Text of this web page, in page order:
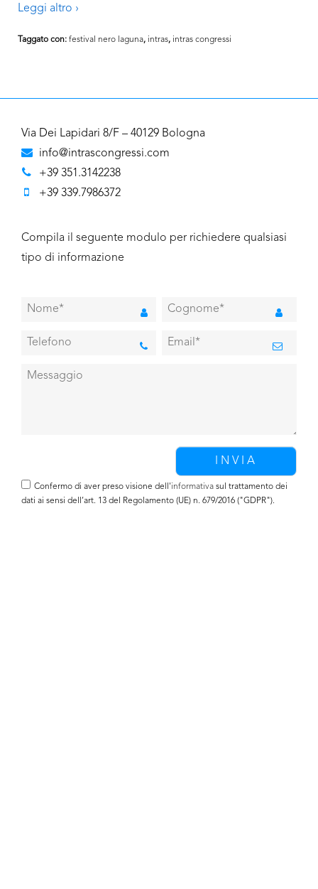
Leggi altro ›
Taggato con: festival nero laguna, intras, intras congressi
Via Dei Lapidari 8/F – 40129 Bologna
info@intrascongressi.com
+39 351.3142238
+39 339.7986372
Compila il seguente modulo per richiedere qualsiasi
tipo di informazione
Confermo di aver preso visione dell'informativa sul trattamento dei
dati ai sensi dell’art. 13 del Regolamento (UE) n. 679/2016 ("GDPR").